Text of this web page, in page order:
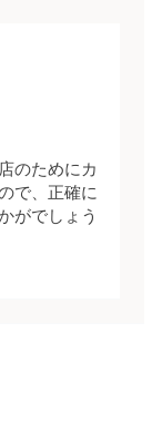
のためにカ
で、正確に
がでしょう